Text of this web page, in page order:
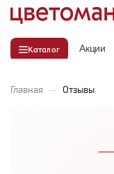
Каталог Акции
Главная — Отзывы